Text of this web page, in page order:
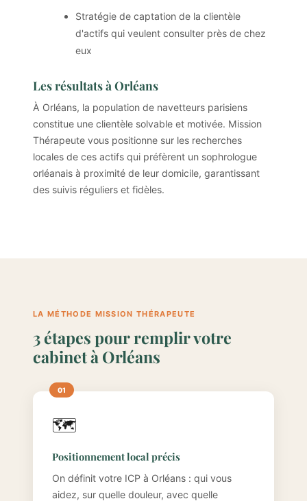
Stratégie de captation de la clientèle
d'actifs qui veulent consulter près de chez
eux
Les résultats à Orléans
À Orléans, la population de navetteurs parisiens
constitue une clientèle solvable et motivée. Mission
Thérapeute vous positionne sur les recherches
locales de ces actifs qui préfèrent un sophrologue
orléanais à proximité de leur domicile, garantissant
des suivis réguliers et fidèles.
LA MÉTHODE MISSION THÉRAPEUTE
3 étapes pour remplir votre
cabinet à Orléans
🗺️
Positionnement local précis
On définit votre ICP à Orléans : qui vous
aidez, sur quelle douleur, avec quelle